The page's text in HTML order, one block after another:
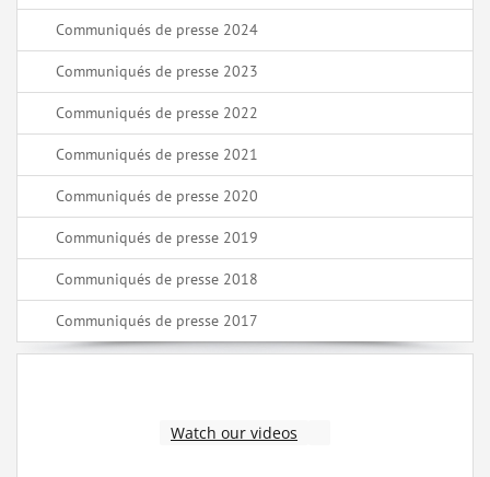
Communiqués de presse 2024
Communiqués de presse 2023
Communiqués de presse 2022
Communiqués de presse 2021
Communiqués de presse 2020
Communiqués de presse 2019
Communiqués de presse 2018
Communiqués de presse 2017
Watch our videos